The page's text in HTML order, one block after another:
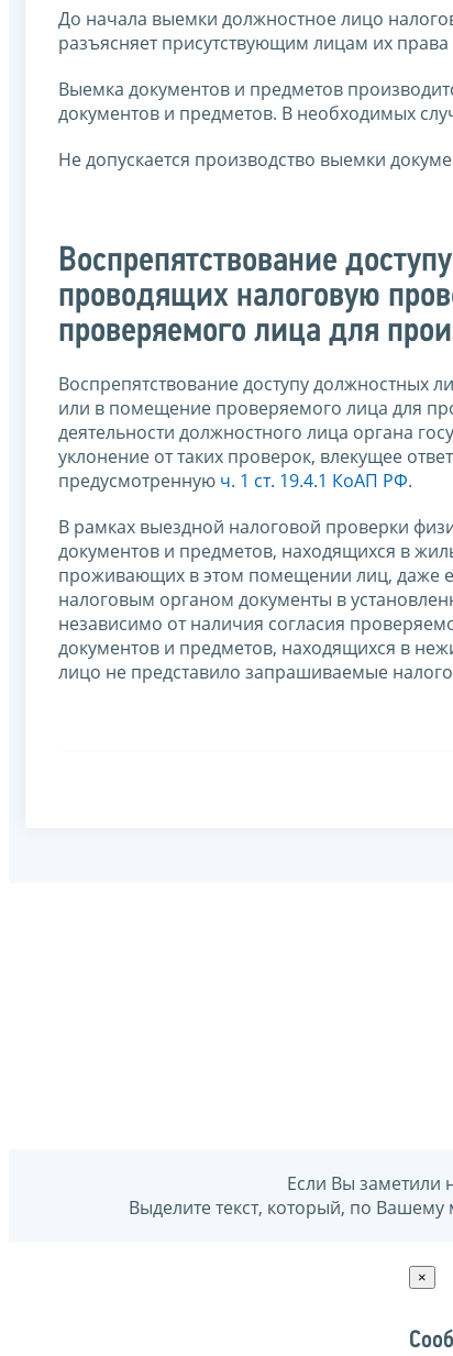
До начала выемки должностное лицо
разъясняет присутствующим лицам их права
Выемка документов и предметов
документов и предметов. В необходимых
Не допускается производство выемки
Воспрепятствование
проводящих налоговую
проверяемого лица для
Воспрепятствование доступу должностных
или в помещение проверяемого лица для
деятельности должностного лица органа
уклонение от таких проверок, влекущее
предусмотренную ч. 1 ст. 19.4.1 КоАП РФ.
В рамках выездной налоговой проверки
документов и предметов, находящихся в
проживающих в этом помещении лиц, даже
налоговым органом документы в
независимо от наличия согласия
документов и предметов, находящихся в
лицо не представило запрашиваемые
Если Вы заметили
Выделите текст, который, по
×